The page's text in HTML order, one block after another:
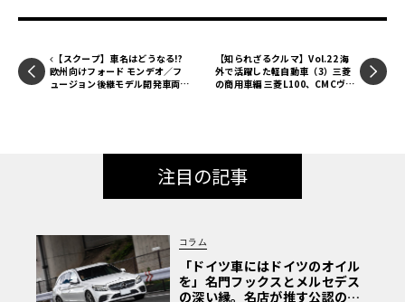
【スクープ】車名はどうなる!?
欧州向けフォード モンデオ／フ
ュージョン後継モデル開発車両を
【知られざるクルマ】Vol.22 海
外で活躍した軽自動車（3）三菱
の商用車編 三菱L100、CMCヴェ
注目の記事
コラム
「ドイツ車にはドイツのオイル
を」名門フックスとメルセデス
の深い縁。名店が推す公認の安